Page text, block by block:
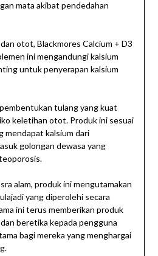
mata akibat pendedahan
otot, Blackmores Calcium + D3
ini mengandungi kalsium
untuk penyerapan kalsium
tulang yang kuat
keletihan otot. Produk ini sesuai
mendapat kalsium dari
golongan dewasa yang
alam, produk ini mengutamakan
yang diperolehi secara
ini terus memberikan produk
beretika kepada pengguna
bagi mereka yang menghargai